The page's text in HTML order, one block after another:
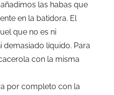
las habas que
en la batidora. El
que no es ni
demasiado líquido. Para
con la misma
por completo con la